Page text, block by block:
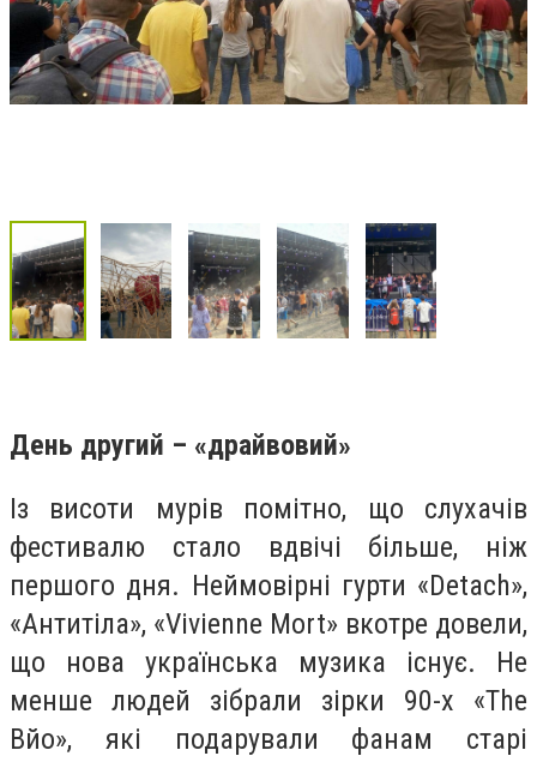
День другий – «драйвовий»
Із висоти мурів помітно, що слухачів
фестивалю стало вдвічі більше, ніж
першого дня. Неймовірні гурти «Detach»,
«Антитіла», «Vivienne Mort» вкотре довели,
що нова українська музика існує. Не
менше людей зібрали зірки 90-х «The
Вйо», які подарували фанам старі